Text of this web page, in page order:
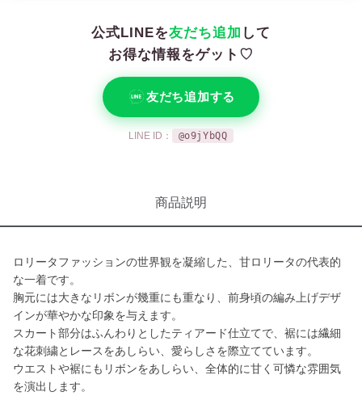
公式LINEを友だち追加 して
お得な情報をゲット♡
友だち追加する
LINE ID： @o9jYbQQ
商品説明
ロリータファッションの世界観を凝縮した、甘ロリータの代表的
な一着です。
胸元には大きなリボンが幾重にも重なり、前身頃の編み上げデザ
インが華やかな印象を与えます。
スカート部分はふんわりとしたティアード仕立てで、裾には繊細
な花刺繍とレースをあしらい、愛らしさを際立てています。
ウエストや裾にもリボンをあしらい、全体的に甘く可憐な雰囲気
を演出します。